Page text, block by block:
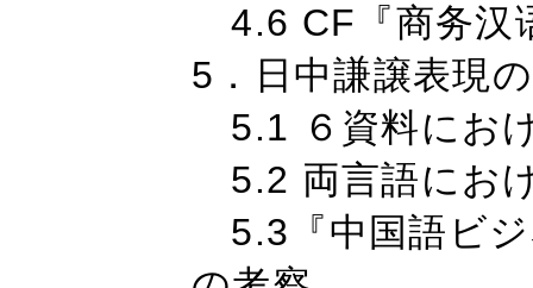
4.6 CF『商务汉
5．日中謙譲表現
5.1 ６資料にお
5.2 両言語にお
5.3『中国語ビ